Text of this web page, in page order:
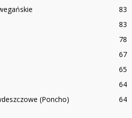
83
83
78
67
65
64
(Poncho)
64